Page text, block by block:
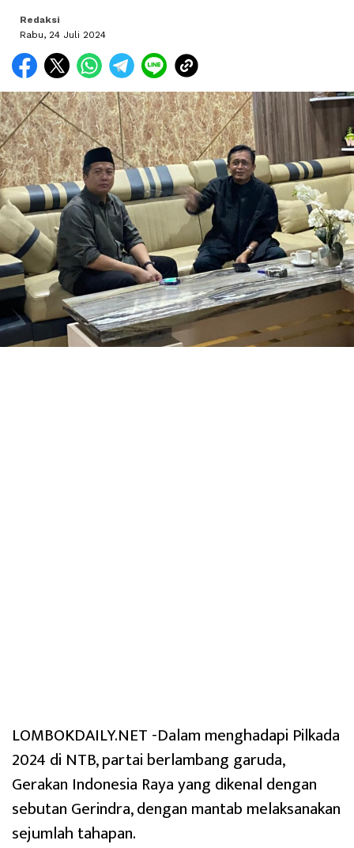
Redaksi
Rabu, 24 Juli 2024
LOMBOKDAILY.NET -Dalam menghadapi Pilkada
2024 di NTB, partai berlambang garuda,
Gerakan Indonesia Raya yang dikenal dengan
sebutan Gerindra, dengan mantab melaksanakan
sejumlah tahapan.